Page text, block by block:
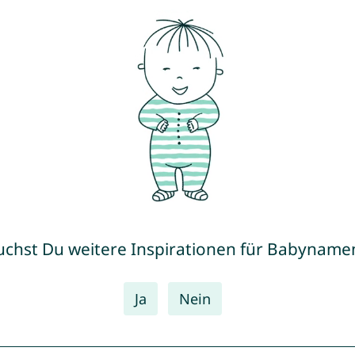
Du weitere Inspirationen für
Ja Nein